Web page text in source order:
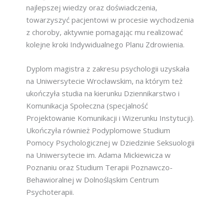
najlepszej wiedzy oraz doświadczenia,
towarzyszyć pacjentowi w procesie wychodzenia
z choroby, aktywnie pomagając mu realizować
kolejne kroki Indywidualnego Planu Zdrowienia.
Dyplom magistra z zakresu psychologii uzyskała
na Uniwersytecie Wrocławskim, na którym też
ukończyła studia na kierunku Dziennikarstwo i
Komunikacja Społeczna (specjalność
Projektowanie Komunikacji i Wizerunku Instytucji).
Ukończyła również Podyplomowe Studium
Pomocy Psychologicznej w Dziedzinie Seksuologii
na Uniwersytecie im. Adama Mickiewicza w
Poznaniu oraz Studium Terapii Poznawczo-
Behawioralnej w Dolnośląskim Centrum
Psychoterapii.